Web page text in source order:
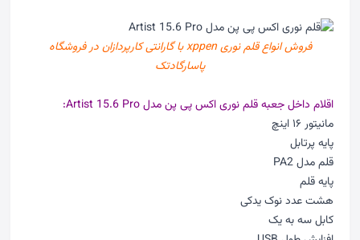
فروش انواع قلم نوری xppen با گارانتی کارپردازان در
فروشگاه
پاسارگادتک
اقلام داخل جعبه قلم نوری اکس پی پن مدل Artist 15.6 Pro:
مانیتور ۱۶ اینچ
پایه پرتابل
قلم مدل PA2
پایه قلم
هشت عدد نوک یدکی
کابل سه به یک